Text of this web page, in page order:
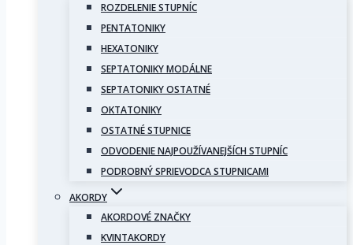
ROZDELENIE STUPNÍC
PENTATONIKY
HEXATONIKY
SEPTATONIKY MODÁLNE
SEPTATONIKY OSTATNÉ
OKTATONIKY
OSTATNÉ STUPNICE
ODVODENIE NAJPOUŽÍVANEJŠÍCH STUPNÍC
PODROBNÝ SPRIEVODCA STUPNICAMI
AKORDY
AKORDOVÉ ZNAČKY
KVINTAKORDY